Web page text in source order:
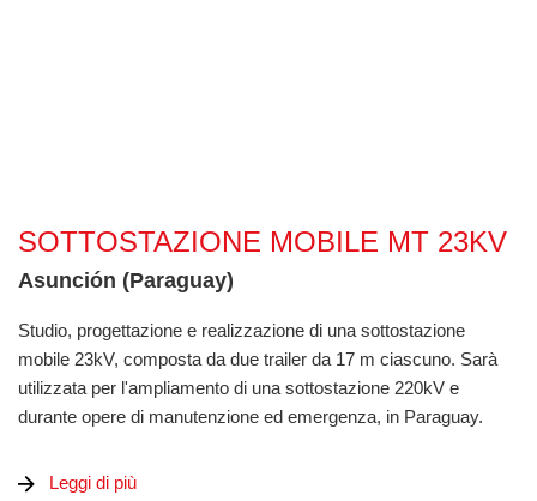
SOTTOSTAZIONE MOBILE MT 23KV
Asunción (Paraguay)
Studio, progettazione e realizzazione di una sottostazione
mobile 23kV, composta da due trailer da 17 m ciascuno. Sarà
utilizzata per l'ampliamento di una sottostazione 220kV e
durante opere di manutenzione ed emergenza, in Paraguay.
Leggi di più